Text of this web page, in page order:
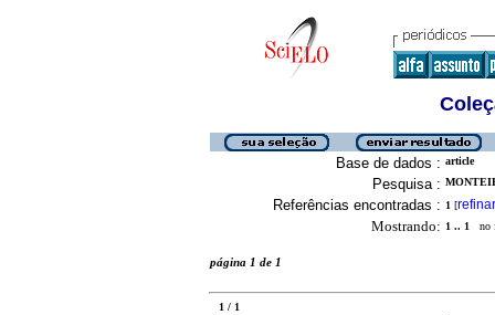
Base de dados : article
Pesquisa :
Referências encontradas : 1 [refinar
Mostrando: 1 .. 1 no
página 1 de 1
1 / 1